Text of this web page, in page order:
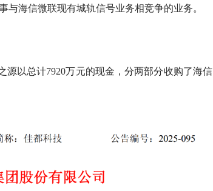
与海信微联现有城轨信号业务相竞争的业务。
源以总计7920万元的现金，分两部分收购了海信